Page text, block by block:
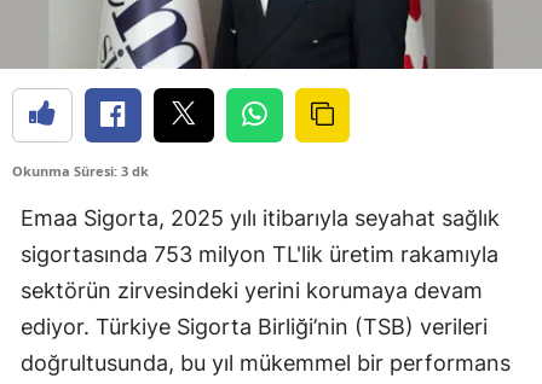
Çanakkale
Diyarbakır
Edirne
Elazığ
Erzincan
Okunma Süresi: 3 dk
Emaa Sigorta, 2025 yılı itibarıyla seyahat sağlık
sigortasında 753 milyon TL'lik üretim rakamıyla
sektörün zirvesindeki yerini korumaya devam
ediyor. Türkiye Sigorta Birliği’nin (TSB) verileri
doğrultusunda, bu yıl mükemmel bir performans